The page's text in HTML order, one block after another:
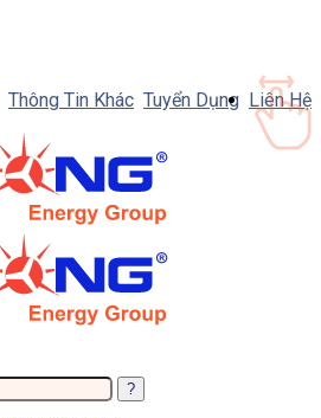
Thông Tin Khác Tuyển Dụng Liên Hệ